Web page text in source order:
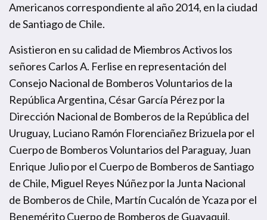
Americanos correspondiente al año 2014, en la ciudad
de Santiago de Chile.
Asistieron en su calidad de Miembros Activos los
señores Carlos A. Ferlise en representación del
Consejo Nacional de Bomberos Voluntarios de la
República Argentina, César García Pérez por la
Dirección Nacional de Bomberos de la República del
Uruguay, Luciano Ramón Florenciañez Brizuela por el
Cuerpo de Bomberos Voluntarios del Paraguay, Juan
Enrique Julio por el Cuerpo de Bomberos de Santiago
de Chile, Miguel Reyes Núñez por la Junta Nacional
de Bomberos de Chile, Martín Cucalón de Ycaza por el
Benemérito Cuerpo de Bomberos de Guayaquil,